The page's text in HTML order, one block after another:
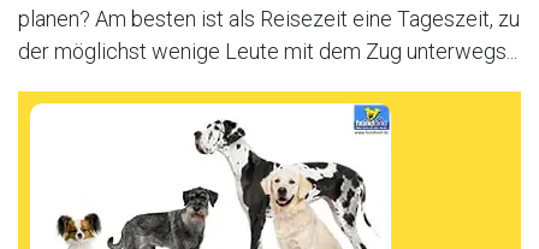
planen? Am besten ist als Reisezeit eine Tageszeit, zu
der möglichst wenige Leute mit dem Zug unterwegs...